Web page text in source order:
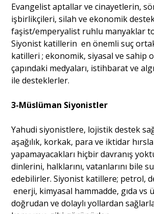
Evangelist aptallar ve cinayetlerin,
işbirlikçileri, silah ve ekonomik
faşist/emperyalist ruhlu manyaklar
Siyonist katillerin en önemli suç
katilleri ; ekonomik, siyasal ve sahip
çapındaki medyaları, istihbarat ve
ile desteklerler.
3-Müslüman Siyonistler
Yahudi siyonistlere, lojistik destek
aşağılık, korkak, para ve iktidar
yapamayacakları hiçbir davranış
dinlerini, halklarını, vatanlarını bile
edebilirler. Siyonist katillere; petrol,
enerji, kimyasal hammadde, gıda vs
doğrudan ve dolaylı yollardan